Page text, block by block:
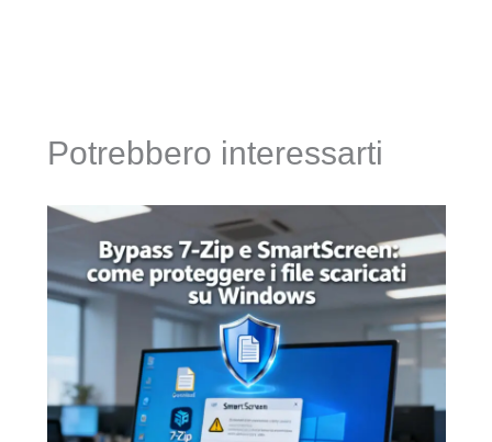
Potrebbero interessarti